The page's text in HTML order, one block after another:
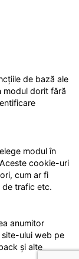
de bază ale
modul dorit fără
modul în
cookie-uri
cum ar fi
de trafic etc.
anumitor
ului web pe
și alte